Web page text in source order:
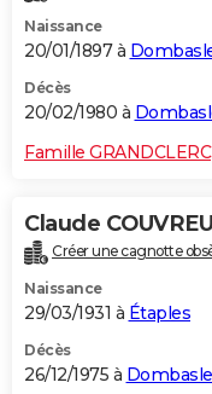
Naissance
20/01/1897 à
Décès
20/02/1980 à
Famille GRANDCLERC
Claude
Créer une cagnotte
Naissance
29/03/1931 à Étaples
Décès
26/12/1975 à